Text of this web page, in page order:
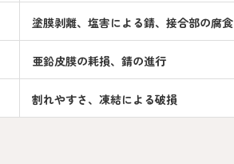
塗膜剥離、塩害による錆、接合部の腐食
亜鉛皮膜の耗損、錆の進行
割れやすさ、凍結による破損